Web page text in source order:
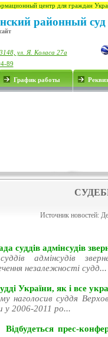
центр для граждан
районный суд
ул. Я. Коласа 27а
89
График работы
Источник новостей:
суддів адмінсудів
адмінсудів
незалежності судд...
України, як і все
наголосив суддя
у 2006-2011 ро...
Відбудеться прес-